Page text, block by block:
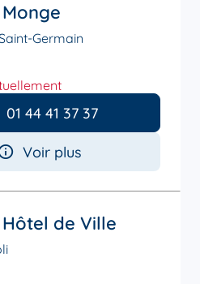
Monge
Germain
01 44 41 37 37
Voir plus
Hôtel de Ville